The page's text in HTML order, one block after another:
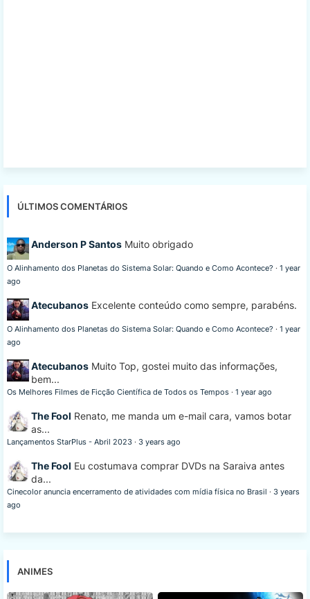
ÚLTIMOS COMENTÁRIOS
Anderson P Santos Muito obrigado
O Alinhamento dos Planetas do Sistema Solar: Quando e Como Acontece? · 1 year
ago
Atecubanos Excelente conteúdo como sempre, parabéns.
O Alinhamento dos Planetas do Sistema Solar: Quando e Como Acontece? · 1 year
ago
Atecubanos Muito Top, gostei muito das informações,
bem...
Os Melhores Filmes de Ficção Científica de Todos os Tempos · 1 year ago
The Fool Renato, me manda um e-mail cara, vamos botar
as...
Lançamentos StarPlus - Abril 2023 · 3 years ago
The Fool Eu costumava comprar DVDs na Saraiva antes
da...
Cinecolor anuncia encerramento de atividades com mídia física no Brasil · 3 years
ago
ANIMES